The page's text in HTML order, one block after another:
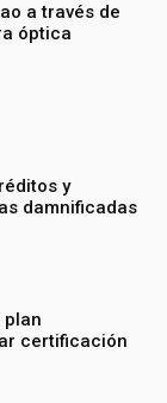
a través de
óptica
y
damnificadas
plan
certificación